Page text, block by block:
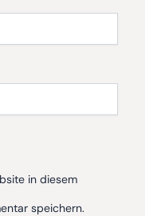
in diesem
speichern.